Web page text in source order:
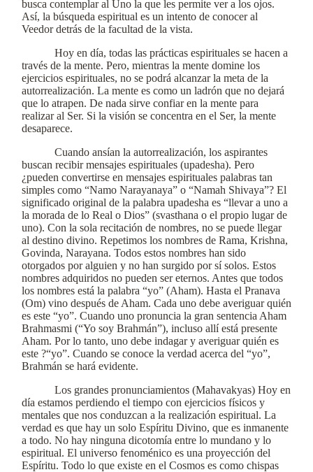
busca contemplar al Uno la que les permite ver a los ojos.
Así, la búsqueda espiritual es un intento de conocer al
Veedor detrás de la facultad de la vista.
Hoy en día, todas las prácticas espirituales se hacen a
través de la mente. Pero, mientras la mente domine los
ejercicios espirituales, no se podrá alcanzar la meta de la
autorrealización. La mente es como un ladrón que no dejará
que lo atrapen. De nada sirve confiar en la mente para
realizar al Ser. Si la visión se concentra en el Ser, la mente
desaparece.
Cuando ansían la autorrealización, los aspirantes
buscan recibir mensajes espirituales (upadesha). Pero
¿pueden convertirse en mensajes espirituales palabras tan
simples como “Namo Narayanaya” o “Namah Shivaya”? El
significado original de la palabra upadesha es “llevar a uno a
la morada de lo Real o Dios” (svasthana o el propio lugar de
uno). Con la sola recitación de nombres, no se puede llegar
al destino divino. Repetimos los nombres de Rama, Krishna,
Govinda, Narayana. Todos estos nombres han sido
otorgados por alguien y no han surgido por sí solos. Estos
nombres adquiridos no pueden ser eternos. Antes que todos
los nombres está la palabra “yo” (Aham). Hasta el Pranava
(Om) vino después de Aham. Cada uno debe averiguar quién
es este “yo”. Cuando uno pronuncia la gran sentencia Aham
Brahmasmi (“Yo soy Brahmán”), incluso allí está presente
Aham. Por lo tanto, uno debe indagar y averiguar quién es
este ?“yo”. Cuando se conoce la verdad acerca del “yo”,
Brahmán se hará evidente.
Los grandes pronunciamientos (Mahavakyas) Hoy en
día estamos perdiendo el tiempo con ejercicios físicos y
mentales que nos conduzcan a la realización espiritual. La
verdad es que hay un solo Espíritu Divino, que es inmanente
a todo. No hay ninguna dicotomía entre lo mundano y lo
espiritual. El universo fenoménico es una proyección del
Espíritu. Todo lo que existe en el Cosmos es como chispas